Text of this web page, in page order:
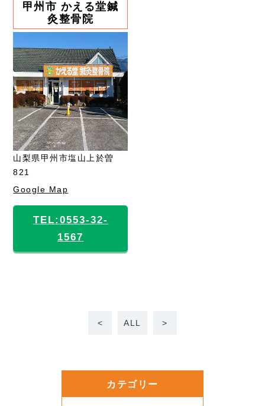
甲州市 かえる堂鍼
灸整骨院
山梨県甲州市塩山上於曽
821
Google Map
TEL:0553-32-
1567
< ALL >
カテゴリー